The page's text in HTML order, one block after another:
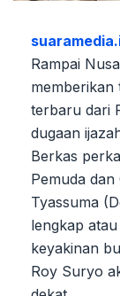
Rampai
memberikan
terbaru dari
dugaan
Berkas
Pemuda
Tyassuma
lengkap
keyakinan
Roy Suryo